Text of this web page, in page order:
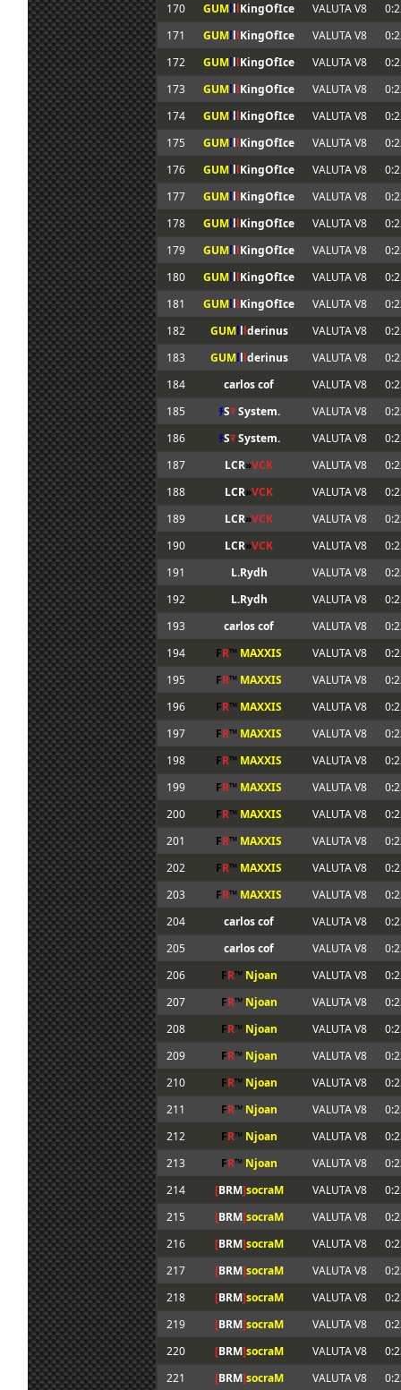
170
GUMlllKingOfIce VALUTA V8
171
GUMlllKingOfIce VALUTA V8
172
GUMlllKingOfIce VALUTA V8
173
GUMlllKingOfIce VALUTA V8
174
GUMlllKingOfIce VALUTA V8
175
GUMlllKingOfIce VALUTA V8
176
GUMlllKingOfIce VALUTA V8
177
GUMlllKingOfIce VALUTA V8
178
GUMlllKingOfIce VALUTA V8
179
GUMlllKingOfIce VALUTA V8
180
GUMlllKingOfIce VALUTA V8
181
GUMlllKingOfIce VALUTA V8
182
GUMlllderinus VALUTA V8
183
GUMlllderinus VALUTA V8
184
carlos cof VALUTA V8
185
ﾁSﾏSystem. VALUTA V8
186
ﾁSﾏSystem. VALUTA V8
187
LCR»VCK VALUTA V8
188
LCR»VCK VALUTA V8
189
LCR»VCK VALUTA V8
190
LCR»VCK VALUTA V8
191
L.Rydh VALUTA V8
192
L.Rydh VALUTA V8
193
carlos cof VALUTA V8
194
FR™ MAXXIS VALUTA V8
195
FR™ MAXXIS VALUTA V8
196
FR™ MAXXIS VALUTA V8
197
FR™ MAXXIS VALUTA V8
198
FR™ MAXXIS VALUTA V8
199
FR™ MAXXIS VALUTA V8
200
FR™ MAXXIS VALUTA V8
201
FR™ MAXXIS VALUTA V8
202
FR™ MAXXIS VALUTA V8
203
FR™ MAXXIS VALUTA V8
204
carlos cof VALUTA V8
205
carlos cof VALUTA V8
206
FR™ Njoan VALUTA V8
207
FR™ Njoan VALUTA V8
208
FR™ Njoan VALUTA V8
209
FR™ Njoan VALUTA V8
210
FR™ Njoan VALUTA V8
211
FR™ Njoan VALUTA V8
212
FR™ Njoan VALUTA V8
213
FR™ Njoan VALUTA V8
214
[BRM]socraM VALUTA V8
215
[BRM]socraM VALUTA V8
216
[BRM]socraM VALUTA V8
217
[BRM]socraM VALUTA V8
218
[BRM]socraM VALUTA V8
219
[BRM]socraM VALUTA V8
220
[BRM]socraM VALUTA V8
221
[BRM]socraM VALUTA V8